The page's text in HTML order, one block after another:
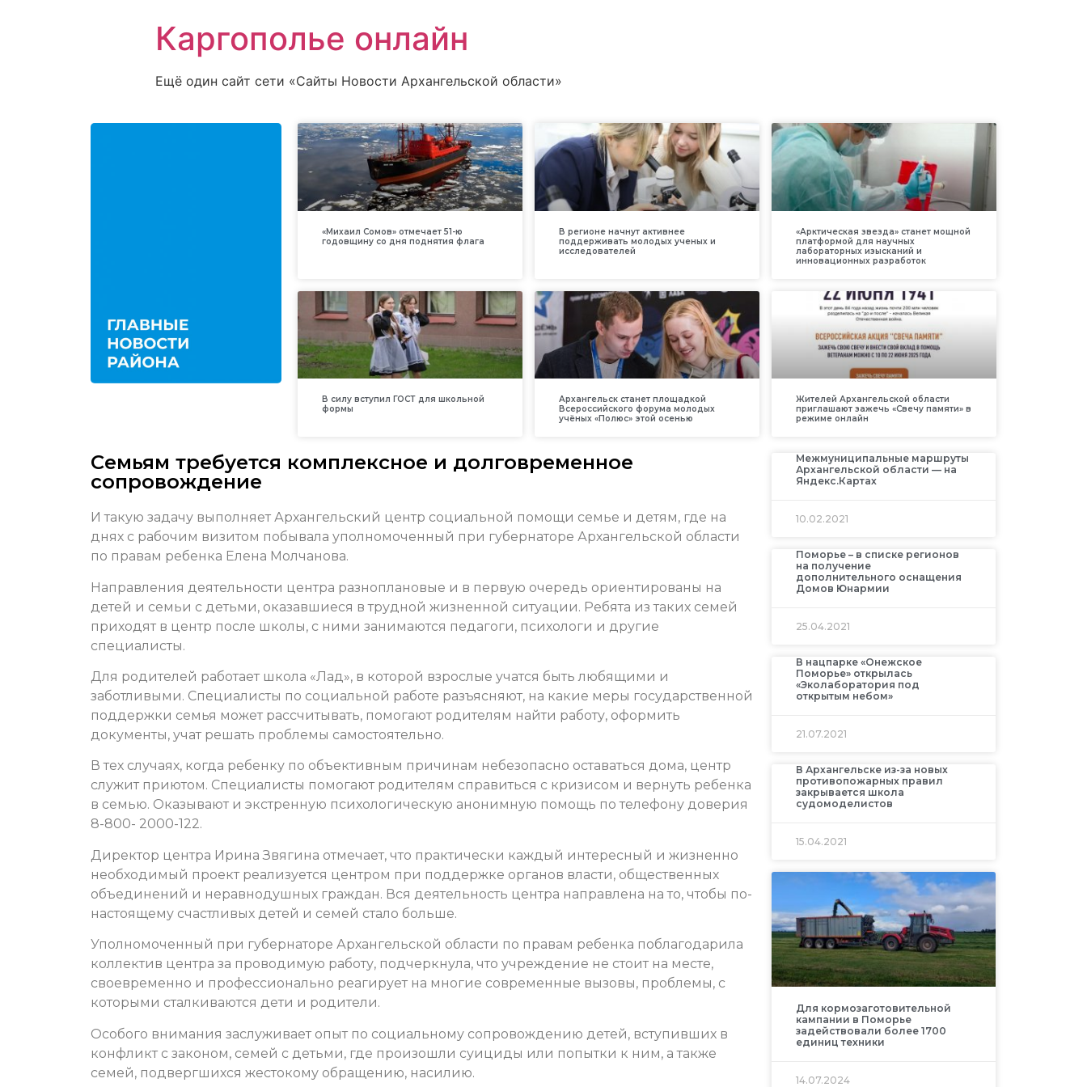
Каргополье онлайн
Ещё один сайт сети «Сайты Новости Архангельской области»
«Михаил Сомов» отмечает 51-ю
годовщину со дня поднятия флага
В регионе начнут активнее
поддерживать молодых ученых и
исследователей
«Арктическая звезда» станет мощной
платформой для научных
лабораторных изысканий и
инновационных разработок
В силу вступил ГОСТ для школьной
формы
Архангельск станет площадкой
Всероссийского форума молодых
учёных «Полюс» этой осенью
Жителей Архангельской области
приглашают зажечь «Свечу памяти» в
режиме онлайн
Семьям требуется комплексное и долговременное
сопровождение
И такую задачу выполняет Архангельский центр социальной помощи семье и детям, где на
днях с рабочим визитом побывала уполномоченный при губернаторе Архангельской области
по правам ребенка Елена Молчанова.
Направления деятельности центра разноплановые и в первую очередь ориентированы на
детей и семьи с детьми, оказавшиеся в трудной жизненной ситуации. Ребята из таких семей
приходят в центр после школы, с ними занимаются педагоги, психологи и другие
специалисты.
Для родителей работает школа «Лад», в которой взрослые учатся быть любящими и
заботливыми. Специалисты по социальной работе разъясняют, на какие меры государственной
поддержки семья может рассчитывать, помогают родителям найти работу, оформить
документы, учат решать проблемы самостоятельно.
В тех случаях, когда ребенку по объективным причинам небезопасно оставаться дома, центр
служит приютом. Специалисты помогают родителям справиться с кризисом и вернуть ребенка
в семью. Оказывают и экстренную психологическую анонимную помощь по телефону доверия
8-800- 2000-122.
Директор центра Ирина Звягина отмечает, что практически каждый интересный и жизненно
необходимый проект реализуется центром при поддержке органов власти, общественных
объединений и неравнодушных граждан. Вся деятельность центра направлена на то, чтобы по-
настоящему счастливых детей и семей стало больше.
Уполномоченный при губернаторе Архангельской области по правам ребенка поблагодарила
коллектив центра за проводимую работу, подчеркнула, что учреждение не стоит на месте,
своевременно и профессионально реагирует на многие современные вызовы, проблемы, с
которыми сталкиваются дети и родители.
Особого внимания заслуживает опыт по социальному сопровождению детей, вступивших в
конфликт с законом, семей с детьми, где произошли суициды или попытки к ним, а также
семей, подвергшихся жестокому обращению, насилию.
Межмуниципальные маршруты
Архангельской области — на
Яндекс.Картах
10.02.2021
Поморье – в списке регионов
на получение
дополнительного оснащения
Домов Юнармии
25.04.2021
В нацпарке «Онежское
Поморье» открылась
«Эколаборатория под
открытым небом»
21.07.2021
В Архангельске из-за новых
противопожарных правил
закрывается школа
судомоделистов
15.04.2021
Для кормозаготовительной
кампании в Поморье
задействовали более 1700
единиц техники
14.07.2024